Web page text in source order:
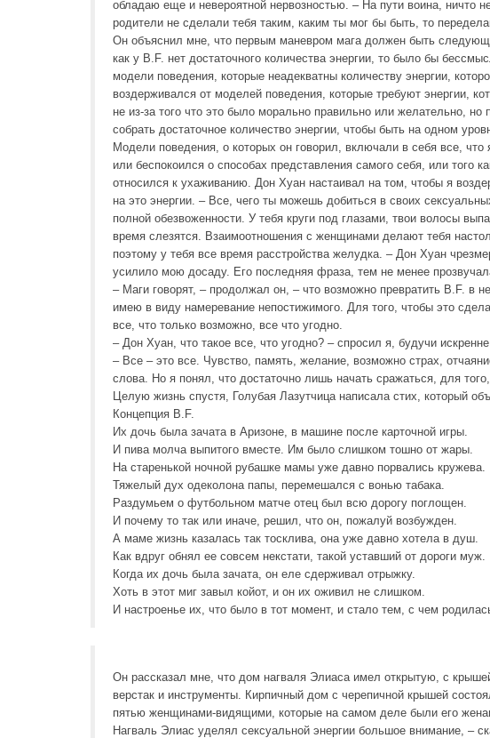
обладаю еще и невероятной нервозностью. – На пути воина, ничто
родители не сделали тебя таким, каким ты мог бы быть, то
Он объяснил мне, что первым маневром мага должен быть
как у B.F. нет достаточного количества энергии, то было бы
модели поведения, которые неадекватны количеству энергии,
воздерживался от моделей поведения, которые требуют энергии,
не из-за того что это было морально правильно или желательно,
собрать достаточное количество энергии, чтобы быть на одном
Модели поведения, о которых он говорил, включали в себя все,
или беспокоился о способах представления самого себя, или того
относился к ухаживанию. Дон Хуан настаивал на том, чтобы я
на это энергии. – Все, чего ты можешь добиться в своих
полной обезвоженности. У тебя круги под глазами, твои волосы
время слезятся. Взаимоотношения с женщинами делают тебя
поэтому у тебя все время расстройства желудка. – Дон Хуан
усилило мою досаду. Его последняя фраза, тем не менее
– Маги говорят, – продолжал он, – что возможно превратить B.F. в
имею в виду намеревание непостижимого. Для того, чтобы это
все, что только возможно, все что угодно.
– Дон Хуан, что такое все, что угодно? – спросил я, будучи
– Все – это все. Чувство, память, желание, возможно страх,
слова. Но я понял, что достаточно лишь начать сражаться, для
Целую жизнь спустя, Голубая Лазутчица написала стих, который
Концепция B.F.
Их дочь была зачата в Аризоне, в машине после карточной игры.
И пива молча выпитого вместе. Им было слишком тошно от жары.
На старенькой ночной рубашке мамы уже давно порвались кружева.
Тяжелый дух одеколона папы, перемешался с вонью табака.
Раздумьем о футбольном матче отец был всю дорогу поглощен.
И почему то так или иначе, решил, что он, пожалуй возбужден.
А маме жизнь казалась так тосклива, она уже давно хотела в душ.
Как вдруг обнял ее совсем некстати, такой уставший от дороги муж.
Когда их дочь была зачата, он еле сдерживал отрыжку.
Хоть в этот миг завыл койот, и он их оживил не слишком.
И настроенье их, что было в тот момент, и стало тем, с чем
Он рассказал мне, что дом нагваля Элиаса имел открытую, с
верстак и инструменты. Кирпичный дом с черепичной крышей
пятью женщинами-видящими, которые на самом деле были его
Нагваль Элиас уделял сексуальной энергии большое внимание, –